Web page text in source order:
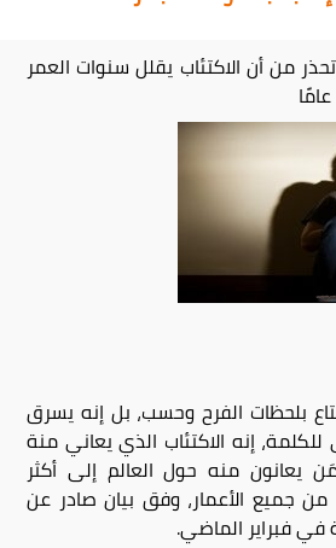
59 عامًا تحذر من أن الاكتئاب يقلل سنوات العمر
بلحظات الفرح وحسب، بل إنه يسرق
إنه الاكتئاب الذي يعاني منة
يعانون منه حول العالم إلى أكثر
من جميع الأعمار، وفق بيان صادر عن
في فبراير الماضي.